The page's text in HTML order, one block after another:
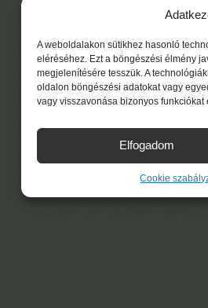
A weboldalakon sütikhez hasonló
eléréséhez. Ezt a böngészési élmény
megjelenítésére tesszük. A
oldalon böngészési adatokat vagy
vagy visszavonása bizonyos
Elfogadom
Cookie